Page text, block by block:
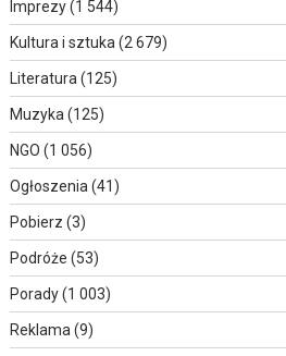
Imprezy(1 544)
Kultura i sztuka (2 679)
Literatura (125)
Muzyka (125)
NGO (1 056)
Ogłoszenia (41)
Pobierz (3)
Podróże (53)
Porady(1 003)
Reklama (9)